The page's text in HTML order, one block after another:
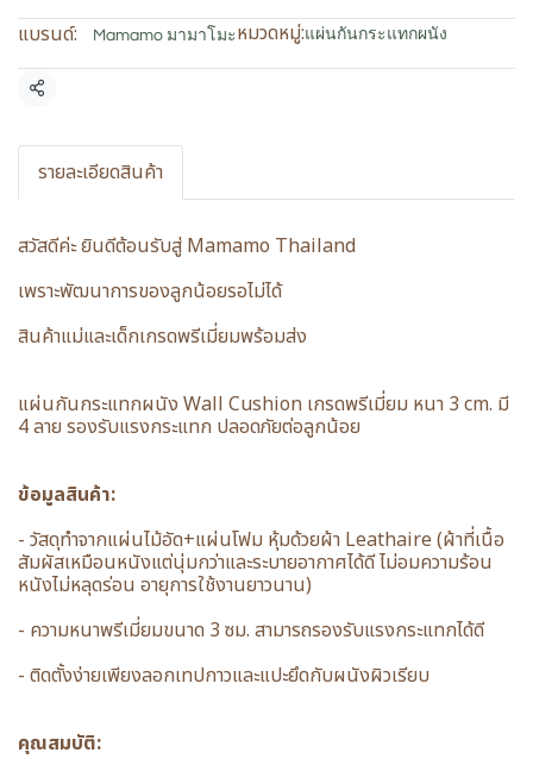
แบรนด์:
Mamamo มามาโมะหมวดหมู่:แผ่นกันกระแทกผนัง
แชร์
รายละเอียดสินค้า
สวัสดีค่ะ ยินดีต้อนรับสู่ Mamamo Thailand
เพราะพัฒนาการของลูกน้อยรอไม่ได้
สินค้าแม่และเด็กเกรดพรีเมี่ยมพร้อมส่ง
แผ่นกันกระแทกผนัง Wall Cushion เกรดพรีเมี่ยม หนา 3 cm. มี
4 ลาย รองรับแรงกระแทก ปลอดภัยต่อลูกน้อย
ข้อมูลสินค้า:
- วัสดุทำจากแผ่นไม้อัด+แผ่นโฟม หุ้มด้วยผ้า Leathaire (ผ้าที่เนื้อ
สัมผัสเหมือนหนังแต่นุ่มกว่าและระบายอากาศได้ดี ไม่อมความร้อน
หนังไม่หลุดร่อน อายุการใช้งานยาวนาน)
- ความหนาพรีเมี่ยมขนาด 3 ซม. สามารถรองรับแรงกระแทกได้ดี
- ติดตั้งง่ายเพียงลอกเทปกาวและแปะยึดกับผนังผิวเรียบ
คุณสมบัติ: